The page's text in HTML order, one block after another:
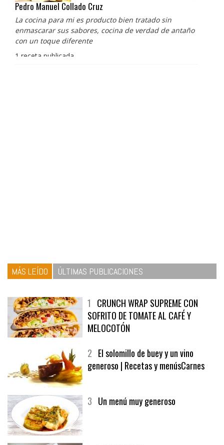
Pedro Manuel Collado Cruz
La cocina para mi es producto bien tratado sin
enmascarar sus sabores, cocina de verdad de antaño
con un toque diferente
1 receta publicada
1CRUNCH WRAP SUPREME CON
SOFRITO DE TOMATE AL CAFÉ Y
MELOCOTÓN
2El solomillo de buey y un vino